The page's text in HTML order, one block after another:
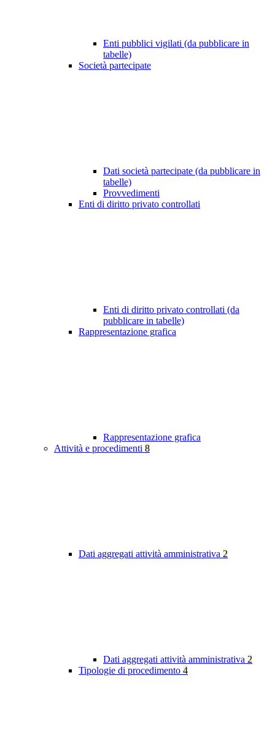
Enti pubblici vigilati (da pubblicare in
tabelle)
Società partecipate
Dati società partecipate (da pubblicare in
tabelle)
Provvedimenti
Enti di diritto privato controllati
Enti di diritto privato controllati (da
pubblicare in tabelle)
Rappresentazione grafica
Rappresentazione grafica
Attività e procedimenti 8
Dati aggregati attività amministrativa 2
Dati aggregati attività amministrativa 2
Tipologie di procedimento 4